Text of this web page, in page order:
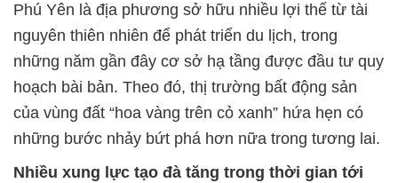
Phú Yên là địa phương sở hữu nhiều lợi thế từ tài
nguyên thiên nhiên để phát triển du lịch, trong
những năm gần đây cơ sở hạ tầng được đầu tư quy
hoạch bài bản. Theo đó, thị trường bất động sản
của vùng đất “hoa vàng trên cỏ xanh” hứa hẹn có
những bước nhảy bứt phá hơn nữa trong tương lai.
Nhiều xung lực tạo đà tăng trong thời gian tới